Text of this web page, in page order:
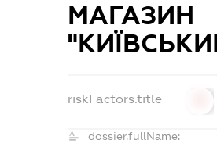
МАГАЗИН
riskFactors.title
dossier.fullName: